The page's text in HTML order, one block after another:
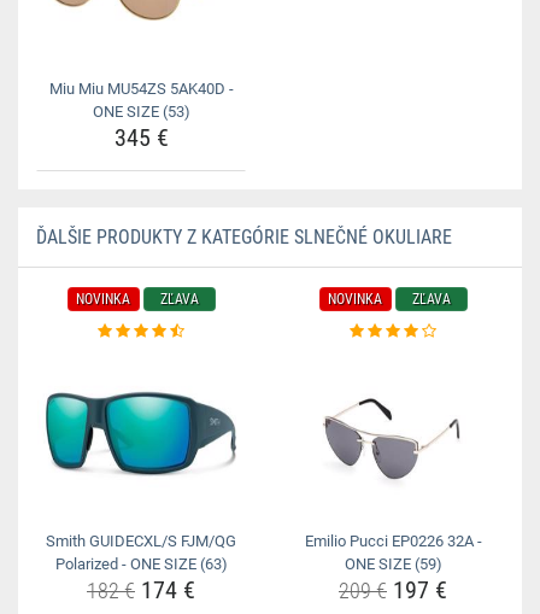
Miu Miu MU54ZS 5AK40D -
ONE SIZE (53)
345 €
ĎALŠIE PRODUKTY Z KATEGÓRIE SLNEČNÉ OKULIARE
NOVINKA ZĽAVA
Smith GUIDECXL/S FJM/QG
Polarized - ONE SIZE (63)
182 € 174 €
NOVINKA ZĽAVA
Emilio Pucci EP0226 32A -
ONE SIZE (59)
209 € 197 €